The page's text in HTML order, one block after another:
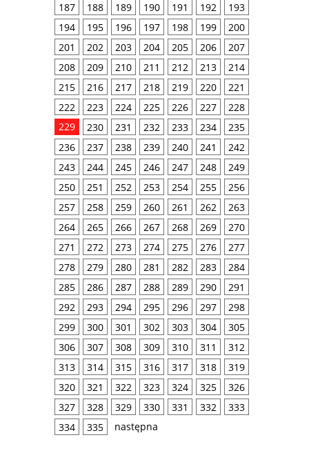
187
188 189 190 191 192
193
194
195 196 197 198 199
200
201
202 203 204 205 206
207
208
209 210 211 212 213
214
215
216 217 218 219 220
221
222
223 224 225 226 227
228
229
230 231 232 233 234
235
236
237 238 239 240 241
242
243
244 245 246 247 248
249
250
251 252 253 254 255
256
257
258 259 260 261 262
263
264
265 266 267 268 269
270
271
272 273 274 275 276
277
278
279 280 281 282 283
284
285
286 287 288 289 290
291
292
293 294 295 296 297
298
299
300 301 302 303 304
305
306
307 308 309 310 311
312
313
314 315 316 317 318
319
320
321 322 323 324 325
326
327
328 329 330 331 332
333
334
335 następna